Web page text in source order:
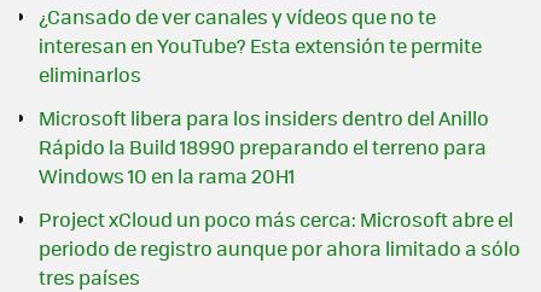
¿Cansado de ver canales y vídeos que no te
interesan en YouTube? Esta extensión te permite
eliminarlos
Microsoft libera para los insiders dentro del Anillo
Rápido la Build 18990 preparando el terreno para
Windows 10 en la rama 20H1
Project xCloud un poco más cerca: Microsoft abre el
periodo de registro aunque por ahora limitado a sólo
tres países